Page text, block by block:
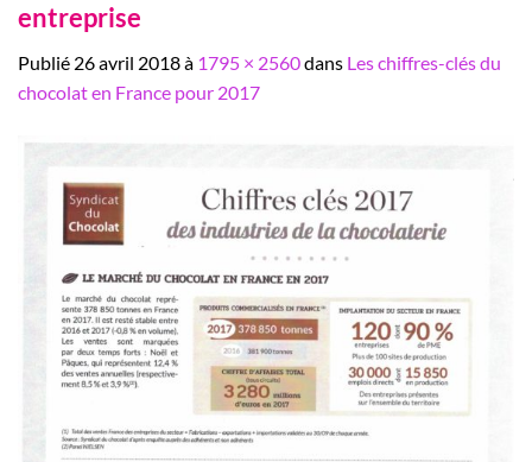
entreprise
Publié 26 avril 2018à 1795 × 2560dans Les chiffres-clés du
chocolat en France pour 2017